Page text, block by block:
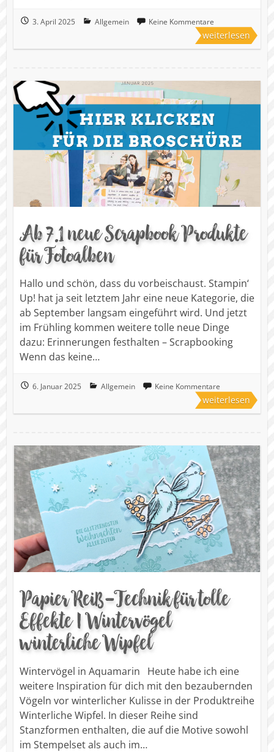
3. April 2025 Allgemein Keine Kommentare
weiterlesen
Ab 7.1 neue Scrapbook Produkte
für Fotoalben
Hallo und schön, dass du vorbeischaust. Stampin‘
Up! hat ja seit letztem Jahr eine neue Kategorie, die
ab September langsam eingeführt wird. Und jetzt
im Frühling kommen weitere tolle neue Dinge
dazu: Erinnerungen festhalten – Scrapbooking
Wenn das keine…
6. Januar 2025 Allgemein Keine Kommentare
weiterlesen
Papier Reiß-Technik für tolle
Effekte | Wintervögel
winterliche Wipfel
Wintervögel in Aquamarin Heute habe ich eine
weitere Inspiration für dich mit den bezaubernden
Vögeln vor winterlicher Kulisse in der Produktreihe
Winterliche Wipfel. In dieser Reihe sind
Stanzformen enthalten, die auf die Motive sowohl
im Stempelset als auch im…